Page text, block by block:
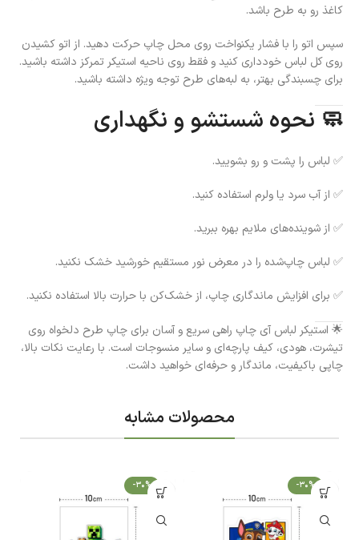
کاغذ رو به طرح باشد.
سپس اتو را با فشار یکنواخت روی محل چاپ حرکت دهید. از اتو کشیدن
روی کل لباس خودداری کنید و فقط روی ناحیه استیکر تمرکز داشته باشید.
برای چسبندگی بهتر، به لبه‌های طرح توجه ویژه داشته باشید.
🧼 نحوه شستشو و نگهداری
✅ لباس را پشت و رو بشویید.
✅ از آب سرد یا ولرم استفاده کنید.
✅ از شوینده‌های ملایم بهره ببرید.
✅ لباس چاپ‌شده را در معرض نور مستقیم خورشید خشک نکنید.
✅ برای افزایش ماندگاری چاپ، از خشک‌کن با حرارت بالا استفاده نکنید.
🌟 استیکر لباس آی چاپ راهی سریع و آسان برای چاپ طرح دلخواه روی
تیشرت، هودی، کیف پارچه‌ای و سایر منسوجات است. با رعایت نکات بالا،
چاپی باکیفیت، ماندگار و حرفه‌ای خواهید داشت.
محصولات مشابه
-30%
-30%